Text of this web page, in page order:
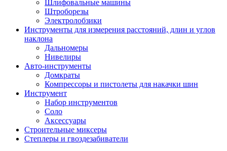
Шлифовальные машины
Штроборезы
Электролобзики
Инструменты для измерения расстояний, длин и углов
наклона
Дальномеры
Нивелиры
Авто-инструменты
Домкраты
Компрессоры и пистолеты для накачки шин
Инструмент
Набор инструментов
Соло
Аксессуары
Строительные миксеры
Степлеры и гвоздезабиватели